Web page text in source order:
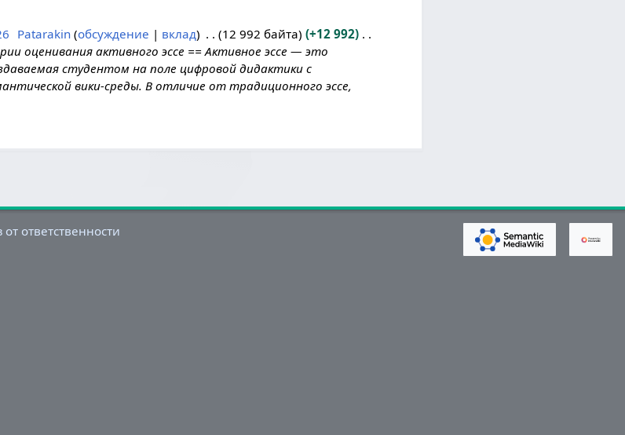
Patarakin обсуждение вклад 12 992 байта
+12 992
оценивания активного эссе == Активное эссе — это
студентом на поле цифровой дидактики с
вики-среды. В отличие от традиционного эссе,
от ответственности